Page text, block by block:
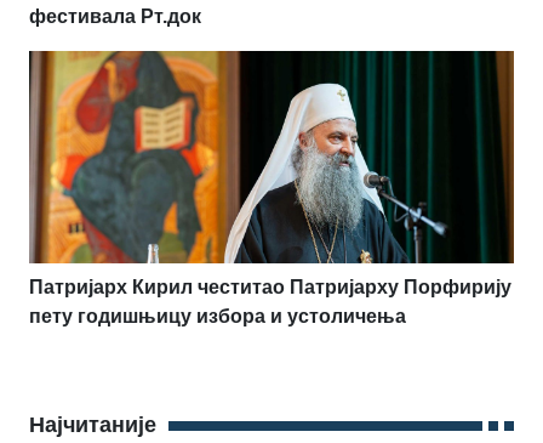
фестивала Рт.док
Патријарх Кирил честитао Патријарху Порфирију
пету годишњицу избора и устоличења
Најчитаније